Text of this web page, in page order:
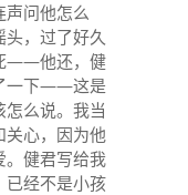
声问他怎么
，过了好久
——他还，健
一下——这是
么说。我当
关心，因为他
。健君写给我
已经不是小孩